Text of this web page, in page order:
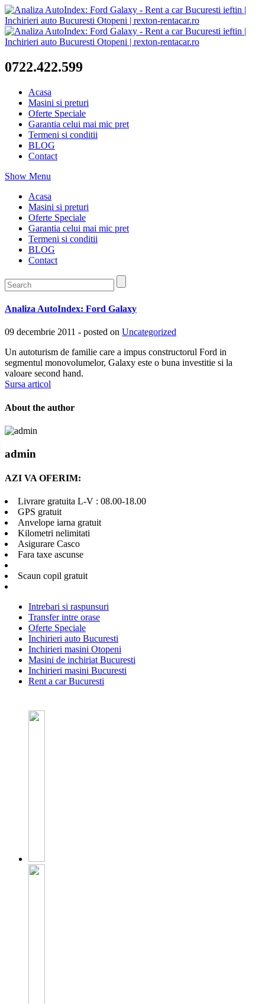
0722.422.599
Acasa
Masini si preturi
Oferte Speciale
Garantia celui mai mic pret
Termeni si conditii
BLOG
Contact
Show Menu
Acasa
Masini si preturi
Oferte Speciale
Garantia celui mai mic pret
Termeni si conditii
BLOG
Contact
Analiza AutoIndex: Ford Galaxy
09 decembrie 2011 - posted on Uncategorized
Un autoturism de familie care a impus constructorul Ford in
segmentul monovolumelor, Galaxy este o buna investitie si la
valoare second hand.
Sursa articol
About the author
admin
AZI VA OFERIM:
Livrare gratuita L-V : 08.00-18.00
GPS gratuit
Anvelope iarna gratuit
Kilometri nelimitati
Asigurare Casco
Fara taxe ascunse
Scaun copil gratuit
Intrebari si raspunsuri
Transfer intre orase
Oferte Speciale
Inchirieri auto Bucuresti
Inchirieri masini Otopeni
Masini de inchiriat Bucuresti
Inchirieri masini Bucuresti
Rent a car Bucuresti